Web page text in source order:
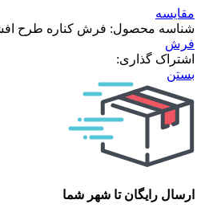
مقایسه
شناسه محصول: فرش کناره طرح
فرش
اشتراک گذاری:
بستن
ارسال رایگان تا شهر شما